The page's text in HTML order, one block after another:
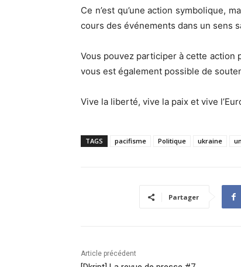
Ce n’est qu’une action symbolique,
cours des événements dans un sens
Vous pouvez participer à cette action
vous est également possible de
Vive la liberté, vive la paix et vive
TAGS pacifisme Politique ukraine
Partager
Article précédent